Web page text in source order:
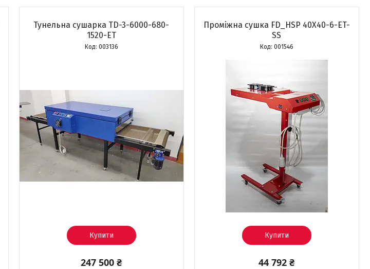
Тунельна сушарка TD-3-6000-680-
1520-ET
003136
Купити
247 500 ₴
Проміжна сушка FD_HSP 40X40-6-ET-
SS
001546
Купити
44 792 ₴